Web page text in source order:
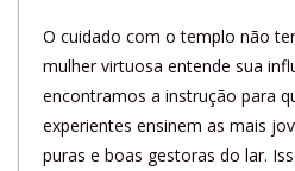
O cuidado com o templo não
mulher virtuosa entende sua
encontramos a instrução para
experientes ensinem as mais
puras e boas gestoras do lar.